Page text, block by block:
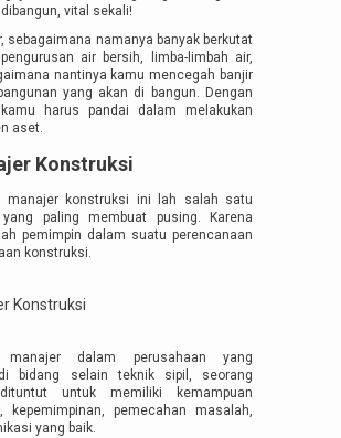
vital sekali!
sebagaimana namanya banyak berkutat
air bersih, limba-limbah air,
nantinya kamu mencegah banjir
yang akan di bangun. Dengan
harus pandai dalam melakukan
aset.
Konstruksi
manajer konstruksi ini lah salah satu
yang paling membuat pusing. Karena
pemimpin dalam suatu perencanaan
konstruksi.
manajer dalam perusahaan yang
bidang selain teknik sipil, seorang
untuk memiliki kemampuan
kepemimpinan, pemecahan masalah,
yang baik.